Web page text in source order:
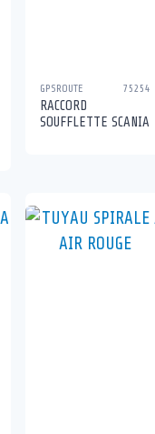
GPSROUTE 75254
RACCORD
SOUFFLETTE SCANIA